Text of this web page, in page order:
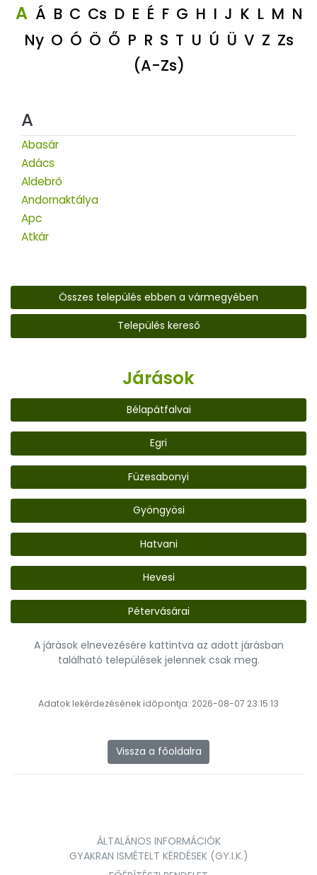
A Á B C Cs D E É F G H I J K L M N
Ny O Ó Ö Ő P R S T U Ú Ü V Z Zs
(A-Zs)
A
Abasár
Adács
Aldebrő
Andornaktálya
Apc
Atkár
Összes település ebben a vármegyében
Település kereső
Járások
Bélapátfalvai
Egri
Füzesabonyi
Gyöngyösi
Hatvani
Hevesi
Pétervásárai
A járások elnevezésére kattintva az adott járásban
található települések jelennek csak meg.
Adatok lekérdezésének időpontja: 2026-08-07 23:15:13
Vissza a főoldalra
ÁLTALÁNOS INFORMÁCIÓK
GYAKRAN ISMÉTELT KÉRDÉSEK (GY.I.K.)